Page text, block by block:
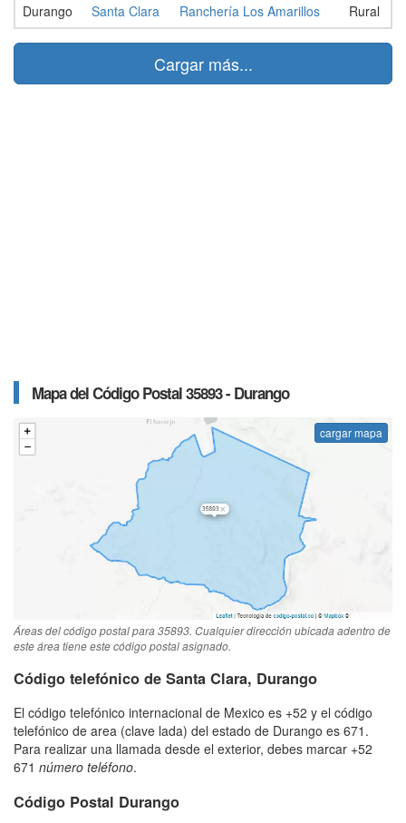
Durango
Santa Clara Ranchería Los Amarillos Rural
Cargar más...
Mapa del Código Postal 35893 - Durango
cargar mapa
Áreas del código postal para 35893. Cualquier dirección ubicada adentro de
este área tiene este código postal asignado.
Código telefónico de Santa Clara, Durango
El código telefónico internacional de Mexico es +52 y el código
telefónico de area (clave lada) del estado de Durango es 671.
Para realizar una llamada desde el exterior, debes marcar +52
671 número teléfono.
Código Postal Durango